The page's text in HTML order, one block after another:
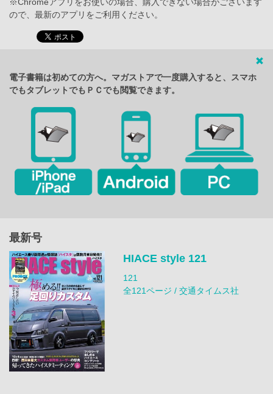
ので、最新のアプリをご利用ください。
電子書籍は初めての方へ。マガストアで一度購入すると、スマホ
でもタブレットでもＰＣでも閲覧できます。
最新号
HIACE style 121
121
全121ページ / 交通タイムス社